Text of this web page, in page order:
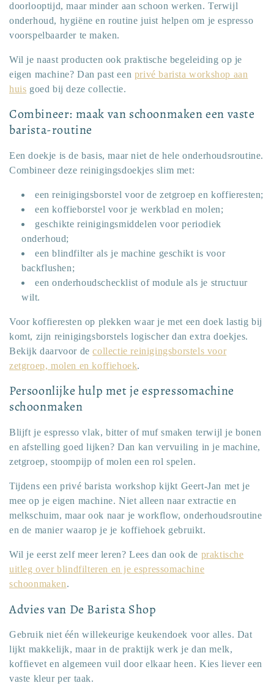
doorlooptijd, maar minder aan schoon werken. Terwijl
onderhoud, hygiëne en routine juist helpen om je espresso
voorspelbaarder te maken.
Wil je naast producten ook praktische begeleiding op je
eigen machine? Dan past een privé barista workshop aan
huis goed bij deze collectie.
Combineer: maak van schoonmaken een vaste
barista-routine
Een doekje is de basis, maar niet de hele onderhoudsroutine.
Combineer deze reinigingsdoekjes slim met:
een reinigingsborstel voor de zetgroep en koffieresten;
een koffieborstel voor je werkblad en molen;
geschikte reinigingsmiddelen voor periodiek
onderhoud;
een blindfilter als je machine geschikt is voor
backflushen;
een onderhoudschecklist of module als je structuur
wilt.
Voor koffieresten op plekken waar je met een doek lastig bij
komt, zijn reinigingsborstels logischer dan extra doekjes.
Bekijk daarvoor decollectie reinigingsborstels voor
zetgroep, molen en koffiehoek.
Persoonlijke hulp met je espressomachine
schoonmaken
Blijft je espresso vlak, bitter of muf smaken terwijl je bonen
en afstelling goed lijken? Dan kan vervuiling in je machine,
zetgroep, stoompijp of molen een rol spelen.
Tijdens een privé barista workshop kijkt Geert-Jan met je
mee op je eigen machine. Niet alleen naar extractie en
melkschuim, maar ook naar je workflow, onderhoudsroutine
en de manier waarop je je koffiehoek gebruikt.
Wil je eerst zelf meer leren? Lees dan ook de praktische
uitleg over blindfilteren en je espressomachine
schoonmaken.
Advies van De Barista Shop
Gebruik niet één willekeurige keukendoek voor alles. Dat
lijkt makkelijk, maar in de praktijk werk je dan melk,
koffievet en algemeen vuil door elkaar heen. Kies liever een
vaste kleur per taak.